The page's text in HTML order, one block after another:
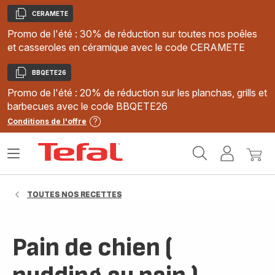
Copier
CERAMETE
Promo de l'été : 30% de réduction sur toutes nos poêles
et casseroles en céramique avec le code CERAMETE
Copier
BBQETE26
Promo de l'été : 20% de réduction sur les planchas, grills et
barbecues avec le code BBQETE26
Conditions de l'offre
MonMon
Ouvrir
TOUTES NOS RECETTES
Pain de chien (